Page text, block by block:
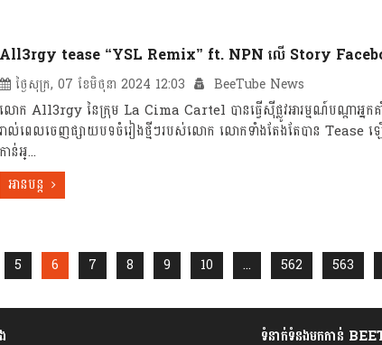
All3rgy tease “YSL Remix” ft. NPN លើ Story
ថ្ងៃសុក្រ, 07 ខែមិថុនា 2024 12:03 BeeTube News
លោក All3rgy នៃក្រុម La Cima Cartel បានធ្វើស៊ីផ្លូវអារម្មណ៍បណ្តាអ្
រាល់ពេលចេញផ្សាយបទចំរៀងថ្មីៗរបស់លោក លោកទាំងតែងតែបាន Tease ឡ
កាន់អ្...
អានបន្ត
5 6 7 8 9 10 ... 562 563
ទំនាក់ទំនងមកកាន់